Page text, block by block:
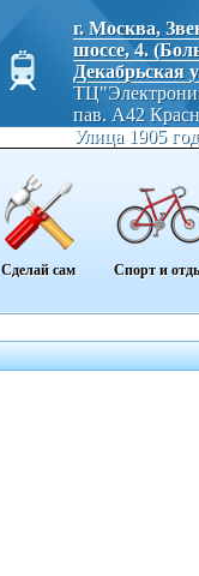
г. Москва,
шоссе, 4.
Декабрьская
пав. A42
Улица 1905
Сделай сам Спорт и